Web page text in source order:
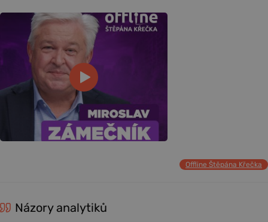
Offline Štěpána Křečka
Názory analytiků